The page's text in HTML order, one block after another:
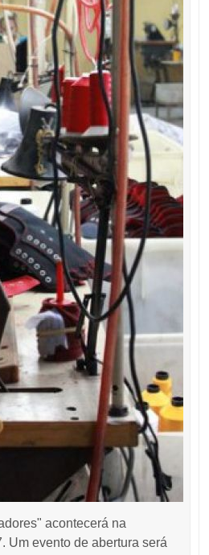
acontecerá na
Um evento de abertura será